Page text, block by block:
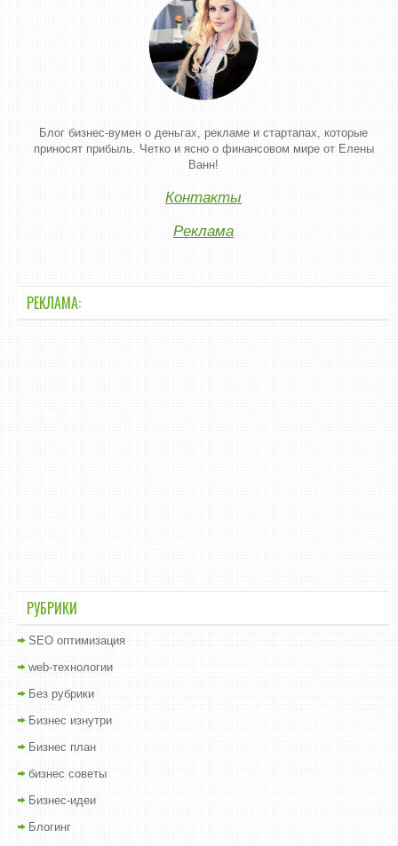
Блог бизнес-вумен о деньгах, рекламе и стартапах, которые
приносят прибыль. Четко и ясно о финансовом мире от Елены
Ванн!
Контакты
Реклама
РЕКЛАМА:
РУБРИКИ
SEO оптимизация
web-технологии
Без рубрики
Бизнес изнутри
Бизнес план
бизнес советы
Бизнес-идеи
Блогинг